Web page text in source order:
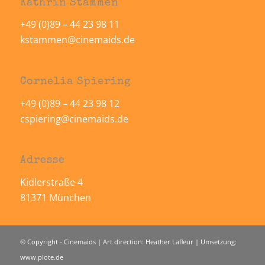
Kathrin Stammen
+49 (0)89 – 44 23 98 11
kstammen@cinemaids.de
Cornelia Spiering
+49 (0)89 – 44 23 98 12
cspiering@cinemaids.de
Adresse
Kidlerstraße 4
81371 München
© Copyright - Cinemaids | Art direction: Heather Lafleur | Umsetzung:
www.plote.de